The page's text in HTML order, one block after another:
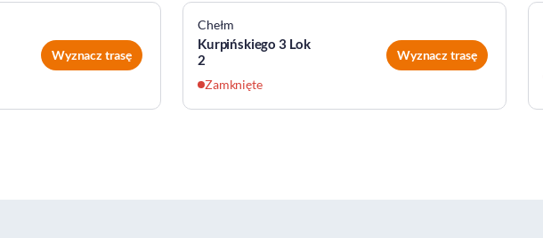
Wyznacz trasę
Chełm
Kurpińskiego 3 Lok
2
Zamknięte
Wyznacz trasę